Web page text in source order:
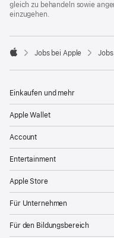
gleich zu behandeln sowie
einzugehen.

Jobs bei Apple
Einkaufen und mehr
Apple Wallet
Account
Entertainment
Apple Store
Für Unternehmen
Für den Bildungsbereich